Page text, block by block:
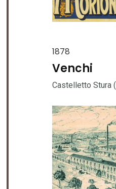
1878
Venchi
Castelletto Stura